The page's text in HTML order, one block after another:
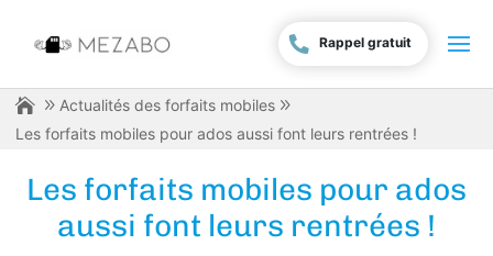
Rappel gratuit
Actualités des forfaits mobiles
Les forfaits mobiles pour ados aussi font leurs rentrées !
Les forfaits mobiles pour ados
aussi font leurs rentrées !